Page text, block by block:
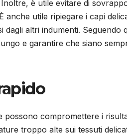
è utile evitare di
anche utile ripiegare i capi
altri indumenti. Seguendo
e garantire che siano
compromettere i
troppo alte sui tessuti